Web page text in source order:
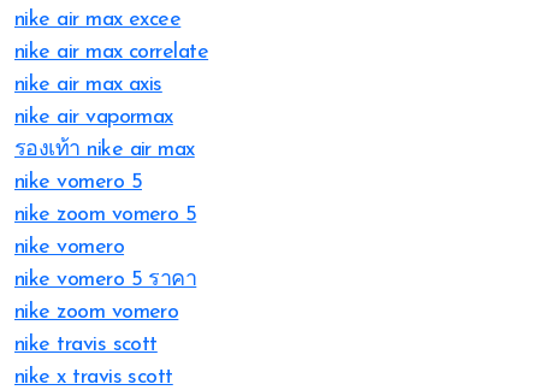
nike air max excee
nike air max correlate
nike air max axis
nike air vapormax
รองเท้า nike air max
nike vomero 5
nike zoom vomero 5
nike vomero
nike vomero 5 ราคา
nike zoom vomero
nike travis scott
nike x travis scott